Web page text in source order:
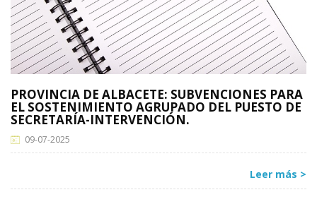
PROVINCIA DE ALBACETE: SUBVENCIONES PARA
EL SOSTENIMIENTO AGRUPADO DEL PUESTO DE
SECRETARÍA-INTERVENCIÓN.
09-07-2025
Leer más >